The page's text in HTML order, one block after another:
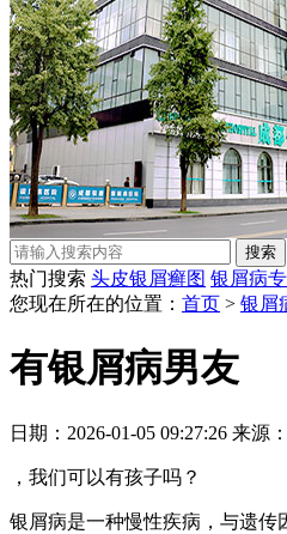
热门搜索 头皮银屑癣图 银屑病
您现在所在的位置： 首页 > 银屑
有银屑病男友
日期：2026-01-05 09:27:26 来源：
，我们可以有孩子吗？
银屑病是一种慢性疾病，与遗传